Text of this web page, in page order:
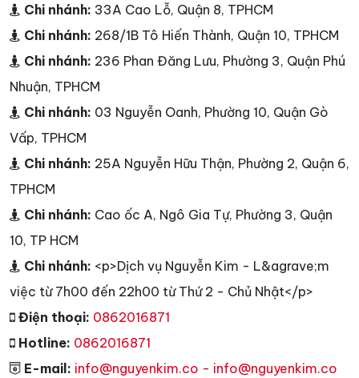
Chi nhánh: 33A Cao Lỗ, Quận 8, TPHCM
Chi nhánh: 268/1B Tô Hiến Thành, Quận 10, TPHCM
Chi nhánh: 236 Phan Đăng Lưu, Phường 3, Quận Phú
Nhuận, TPHCM
Chi nhánh: 03 Nguyễn Oanh, Phường 10, Quận Gò
Vấp, TPHCM
Chi nhánh: 25A Nguyễn Hữu Thận, Phường 2, Quận 6,
TPHCM
Chi nhánh: Cao ốc A, Ngô Gia Tự, Phường 3, Quận
10, TP HCM
Chi nhánh: <p>Dịch vụ Nguyễn Kim - L&agrave;m
việc từ 7h00 đến 22h00 từ Thứ 2 - Chủ Nhật</p>
Điện thoại: 0862016871
Hotline: 0862016871
E-mail: info@nguyenkim.co - info@nguyenkim.co